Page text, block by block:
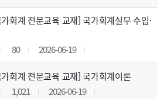
회계 전문교육 교재] 국가회계실무 수입·
80 2026-06-19
회계 전문교육 교재] 국가회계이론
1,021 2026-06-19